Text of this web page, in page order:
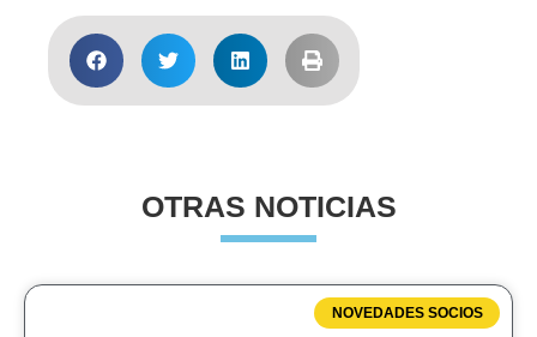
OTRAS NOTICIAS
NOVEDADES SOCIOS